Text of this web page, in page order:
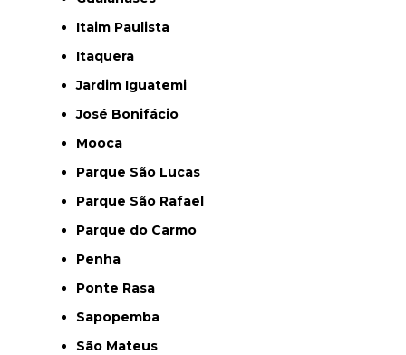
Itaim Paulista
Itaquera
Jardim Iguatemi
José Bonifácio
Mooca
Parque São Lucas
Parque São Rafael
Parque do Carmo
Penha
Ponte Rasa
Sapopemba
São Mateus